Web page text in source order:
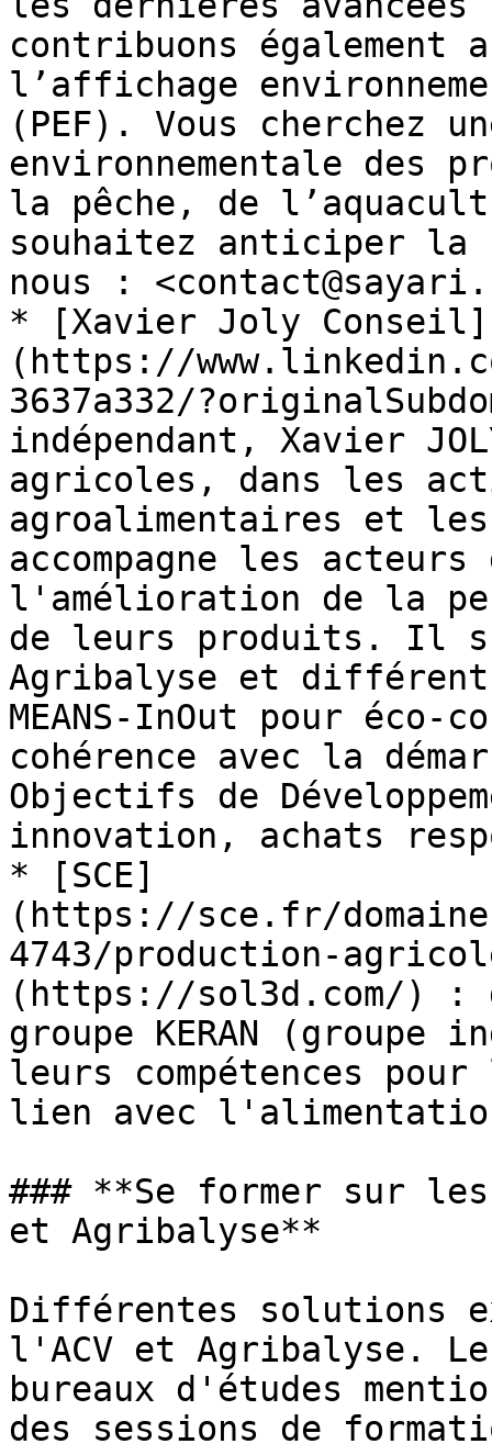
contribuons également
l’affichage
(PEF). Vous cherchez
environnementale des
la pêche, de
souhaitez anticiper la
nous :
* [Xavier Joly Conseil]
(https://
3637a332/
indépendant, Xavier
agricoles, dans les
agroalimentaires et
accompagne les
l'amélioration de la
de leurs produits. Il
Agribalyse et
MEANS-InOut pour
cohérence avec la
Objectifs de
innovation, achats
* [SCE]
(https://sce.fr/
4743/production-
(https://sol3d.com/) :
groupe KERAN (groupe
leurs compétences
lien avec
### **Se former sur
et Agribalyse**
Différentes solutions
l'ACV et Agribalyse.
bureaux d'études
des sessions de